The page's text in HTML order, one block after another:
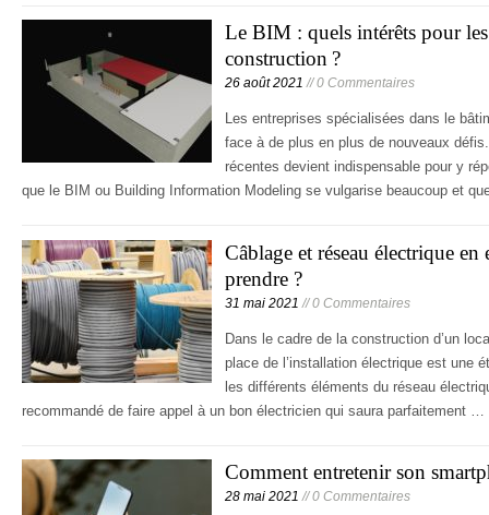
Le BIM : quels intérêts pour les
construction ?
26 août 2021 // 0 Commentaires
Les entreprises spécialisées dans le
face à de plus en plus de nouveaux
récentes devient indispensable pour y
que le BIM ou Building Information Modeling se vulgarise beaucoup et
Câblage et réseau électrique
prendre ?
31 mai 2021 // 0 Commentaires
Dans le cadre de la construction d’un
place de l’installation électrique est une
les différents éléments du réseau
recommandé de faire appel à un bon électricien qui saura parfaitement …
Comment entretenir son
28 mai 2021 // 0 Commentaires